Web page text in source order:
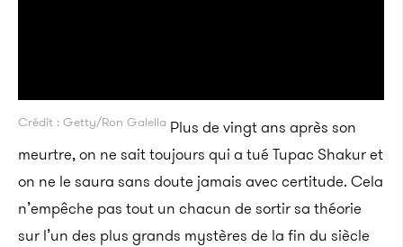
Crédit : Getty/Ron Galella Plus de vingt ans après son
meurtre, on ne sait toujours qui a tué Tupac Shakur et
on ne le saura sans doute jamais avec certitude. Cela
n’empêche pas tout un chacun de sortir sa théorie
sur l’un des plus grands mystères de la fin du siècle